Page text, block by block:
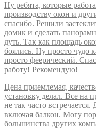
Ну ребята, которые
производству окон и
спасибо. Решили
домик и сделать
дуть. Так как площадь
боялись. Ну просто чудо
просто феерический.
работу! Рекомендую!
Цена приемлемая,
установку делал. Все на
не так часто
включая балкон. Могу
большинства других